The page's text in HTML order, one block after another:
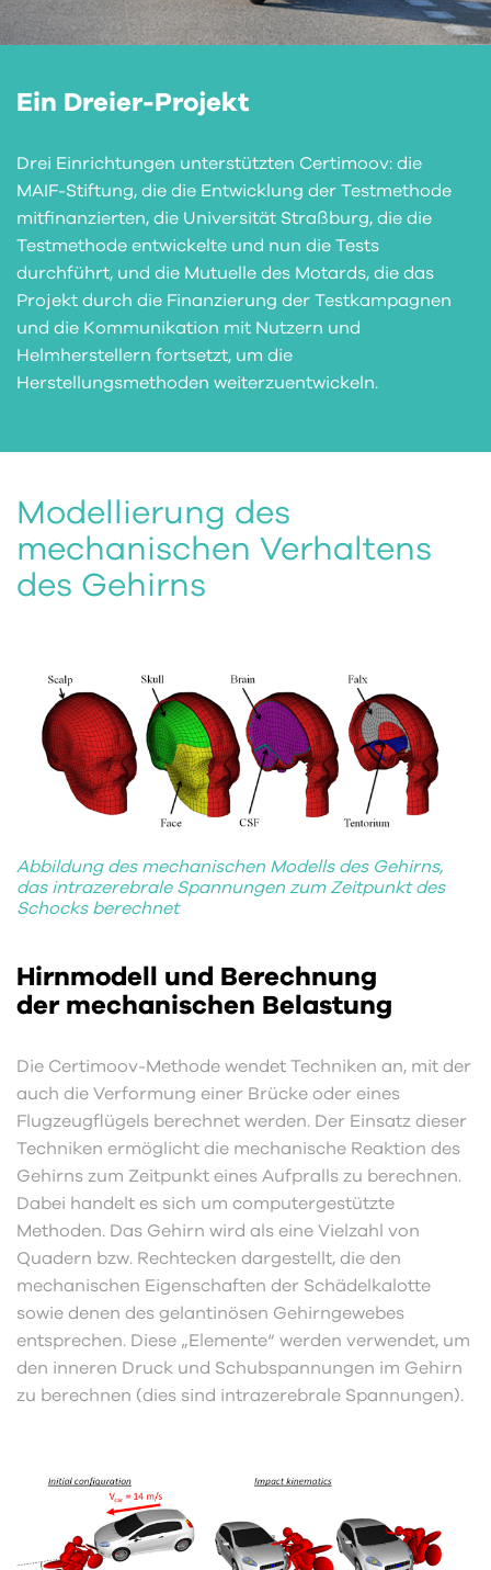
Ein Dreier-Projekt
Drei Einrichtungen unterstützten Certimoov: die
MAIF-Stiftung, die die Entwicklung der Testmethode
mitfinanzierten, die Universität Straßburg, die die
Testmethode entwickelte und nun die Tests
durchführt, und die Mutuelle des Motards, die das
Projekt durch die Finanzierung der Testkampagnen
und die Kommunikation mit Nutzern und
Helmherstellern fortsetzt, um die
Herstellungsmethoden weiterzuentwickeln.
Modellierung des
mechanischen Verhaltens
des Gehirns
Hirnmodell und Berechnung
der mechanischen Belastung
Die Certimoov-Methode wendet Techniken an, mit der
auch die Verformung einer Brücke oder eines
Flugzeugflügels berechnet werden. Der Einsatz dieser
Techniken ermöglicht die mechanische Reaktion des
Gehirns zum Zeitpunkt eines Aufpralls zu berechnen.
Dabei handelt es sich um computergestützte
Methoden. Das Gehirn wird als eine Vielzahl von
Quadern bzw. Rechtecken dargestellt, die den
mechanischen Eigenschaften der Schädelkalotte
sowie denen des gelantinösen Gehirngewebes
entsprechen. Diese „Elemente“ werden verwendet, um
den inneren Druck und Schubspannungen im Gehirn
zu berechnen (dies sind intrazerebrale Spannungen).
Abbildung des mechanischen Modells des Gehirns,
das intrazerebrale Spannungen zum Zeitpunkt des
Schocks berechnet